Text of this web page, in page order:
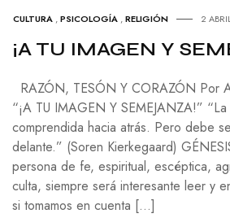
CULTURA ,PSICOLOGÍA ,RELIGIÓN 2
¡A TU IMAGEN Y
RAZÓN, TESÓN Y CORAZÓN Por
“¡A TU IMAGEN Y SEMEJANZA!”
comprendida hacia atrás. Pero debe
delante.” (Soren Kierkegaard)
persona de fe, espiritual, escéptica,
culta, siempre será interesante leer y
si tomamos en cuenta […]